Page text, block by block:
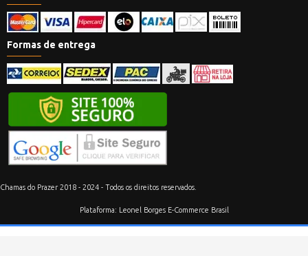
Formas de entrega
Chamas do Prazer 2018 - 2024 - Todos os direitos reservados.
Plataforma: Leonel Borges E-Commerce Brasil